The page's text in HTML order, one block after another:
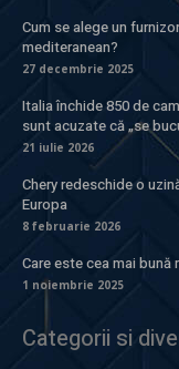
Cum se alege un
mediteranean?
27 decembrie 2025
Italia închide 850 de
sunt acuzate că „se
21 iulie 2026
Chery redeschide o
Europa
8 februarie 2026
Care este cea mai
1 noiembrie 2025
Categorii si